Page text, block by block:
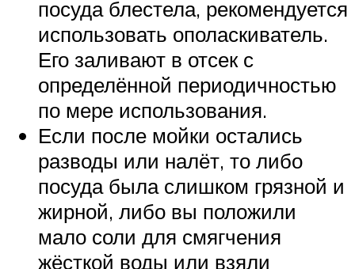
посуда блестела, рекомендуется
использовать ополаскиватель.
Его заливают в отсек с
определённой периодичностью
по мере использования.
Если после мойки остались
разводы или налёт, то либо
посуда была слишком грязной и
жирной, либо вы положили
мало соли для смягчения
жёсткой воды или взяли